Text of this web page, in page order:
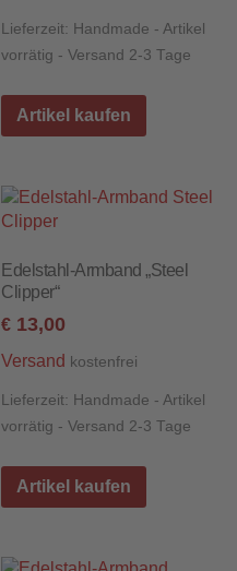
Lieferzeit: Handmade - Artikel
vorrätig - Versand 2-3 Tage
Artikel kaufen
Edelstahl-Armband „Steel
Clipper“
€ 13,00
Versand kostenfrei
Lieferzeit: Handmade - Artikel
vorrätig - Versand 2-3 Tage
Artikel kaufen